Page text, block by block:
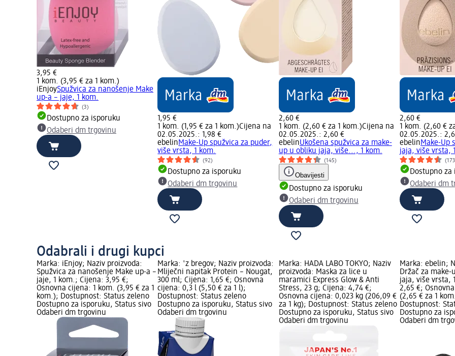
3,95 €
1 kom. (3,95 € za 1 kom.)
iEnjoySpužvica za nanošenje Make
up-a – jaje, 1 kom.
(3)
Dostupno za isporuku
Odaberi dm trgovinu
1,95 €
1 kom. (1,95 € za 1 kom.)Cijena na
02.05.2025.: 1,98 €
ebelinMake-Up spužvica za puder,
više vrsta, 1 kom.
(92)
Dostupno za isporuku
Odaberi dm trgovinu
2,60 €
1 kom. (2,60 € za 1 kom.)Cijena na
02.05.2025.: 2,60 €
ebelinUkošena spužvica za make-
up u obliku jaja, više..., 1 kom.
(145)
Obavijesti
Dostupno za isporuku
Odaberi dm trgovinu
2,60 €
1 kom. (2,60 €
02.05.2025.:
ebelinMake-Up
jaja, više vrsta,
Dostupno za
Odaberi dm
Odabrali i drugi kupci
Marka: iEnjoy; Naziv proizvoda:
Spužvica za nanošenje Make up-a –
jaje, 1 kom.; Cijena: 3,95 €;
Osnovna cijena: 1 kom. (3,95 € za 1
kom.); Dostupnost: Status zeleno
Dostupno za isporuku, Status sivo
Odaberi dm trgovinu
Marka: 'z bregov; Naziv proizvoda:
Mliječni napitak Protein – Nougat,
300 ml; Cijena: 1,65 €; Osnovna
cijena: 0,3 l (5,50 € za 1 l);
Dostupnost: Status zeleno
Dostupno za isporuku, Status sivo
Odaberi dm trgovinu
Marka: HADA LABO TOKYO; Naziv
proizvoda: Maska za lice u
maramici Express Glow & Anti
Stress, 23 g; Cijena: 4,74 €;
Osnovna cijena: 0,023 kg (206,09 €
za 1 kg); Dostupnost: Status zeleno
Dostupno za isporuku, Status sivo
Odaberi dm trgovinu
Marka: ebelin;
Držač za
jaja, više vrsta,
2,65 €;
(2,65 € za 1
Dostupnost:
Dostupno za
Odaberi dm